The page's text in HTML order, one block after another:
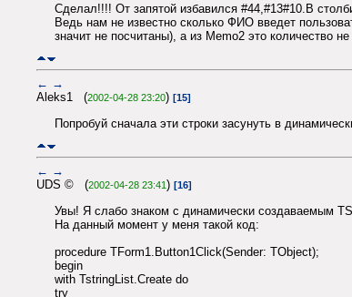
Сделал!!!! От запятой избавился #44,#13#10.В
Ведь нам не известно сколько ФИО введет
значит не посчитаны), а из Memo2 это количество
← →
Aleks1 (2002-04-28 23:20) [15]
Попробуй сначала эти строки засунуть в
← →
UDS © (2002-04-28 23:41 ) [16]
Увы! Я слабо знаком с динамически создаваемым
На данный момент у меня такой код:
procedure TForm1.Button1Click(Sender: TObject);
begin
with TstringList.Create do
try